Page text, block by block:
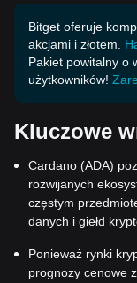
Bitget oferuje
akcjami i złotem.
Pakiet powitalny o
użytkowników!
Kluczowe
Cardano (ADA)
rozwijanych
częstym
danych i giełd
Ponieważ rynki
prognozy cenowe